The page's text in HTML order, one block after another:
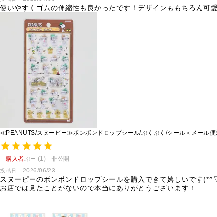
使いやすくゴムの伸縮性も良かったです！デザインももちろん可
≪PEANUTS/スヌーピー≫ボンボンドロップシール/ぷくぷく/シール＜メール便
購入者ぷー 1 非公開
投稿日 2026/06/23
スヌーピーのボンボンドロップシールを購入できて嬉しいです
お店では見たことがないので本当にありがとうございます！